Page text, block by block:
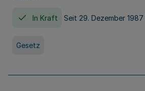
In Kraft Seit 29. Dezember 1987
Gesetz